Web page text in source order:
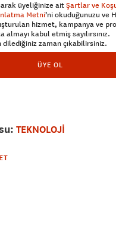
üyeliğinize aitŞartlar ve
Metni’ni okuduğunuzu ve
hizmet, kampanya ve
kabul etmiş sayılırsınız.
zaman çıkabilirsiniz.
ÜYE OL
TEKNOLOJİ